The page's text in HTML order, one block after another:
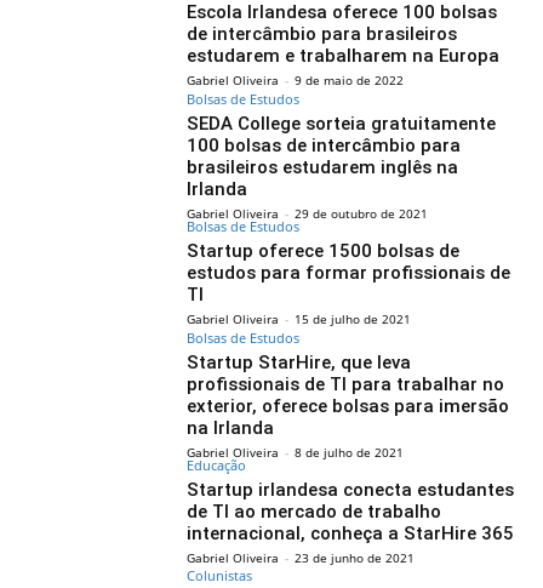
Escola Irlandesa oferece 100 bolsas
de intercâmbio para brasileiros
estudarem e trabalharem na Europa
Gabriel Oliveira - 9 de maio de 2022
Bolsas de Estudos
SEDA College sorteia gratuitamente
100 bolsas de intercâmbio para
brasileiros estudarem inglês na
Irlanda
Gabriel Oliveira - 29 de outubro de 2021
Bolsas de Estudos
Startup oferece 1500 bolsas de
estudos para formar profissionais de
TI
Gabriel Oliveira - 15 de julho de 2021
Bolsas de Estudos
Startup StarHire, que leva
profissionais de TI para trabalhar no
exterior, oferece bolsas para imersão
na Irlanda
Gabriel Oliveira - 8 de julho de 2021
Educação
Startup irlandesa conecta estudantes
de TI ao mercado de trabalho
internacional, conheça a StarHire 365
Gabriel Oliveira - 23 de junho de 2021
Colunistas